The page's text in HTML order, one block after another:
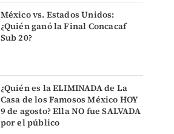
México vs. Estados Unidos:
¿Quién ganó la Final Concacaf
Sub 20?
¿Quién es la ELIMINADA de La
Casa de los Famosos México HOY
9 de agosto? Ella NO fue SALVADA
por el público